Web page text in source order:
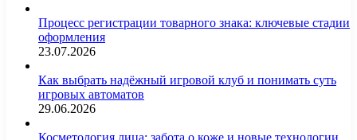
Процесс регистрации товарного знака: ключевые стадии
оформления
23.07.2026
Как выбрать надёжный игровой клуб и понимать суть
игровых автоматов
29.06.2026
Косметология лица: забота о коже и новые технологии